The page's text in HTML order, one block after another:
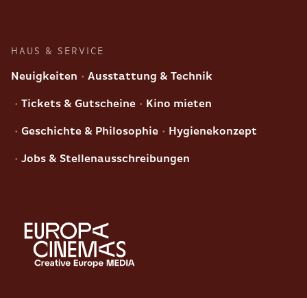
HAUS & SERVICE
Neuigkeiten Ausstattung & Technik
Tickets & Gutscheine Kino mieten
Geschichte & Philosophie Hygienekonzept
Jobs & Stellenausschreibungen